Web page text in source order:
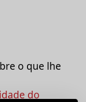
o que lhe
do